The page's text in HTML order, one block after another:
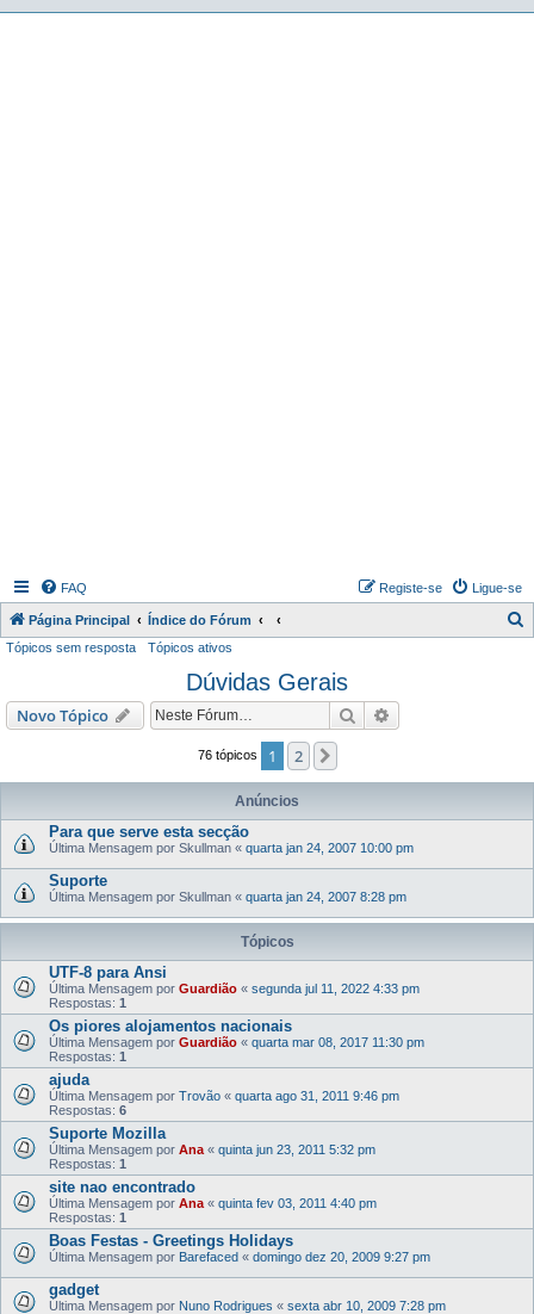
FAQ Ligue-se
Registe-se
Página Principal Índice do Fórum
a
Tópicos sem resposta Tópicos ativos
Dúvidas Gerais
Novo Tópico Pesquisar
76 tópicos 1 2
Anúncios
Para que serve esta secção
Última Mensagem por Skullman « quarta jan 24, 2007 10:00 pm
Suporte
Última Mensagem por Skullman « quarta jan 24, 2007 8:28 pm
Tópicos
UTF-8 para Ansi
Última Mensagem por Guardião « segunda jul 11, 2022 4:33 pm
Respostas: 1
Os piores alojamentos nacionais
Última Mensagem por Guardião « quarta mar 08, 2017 11:30 pm
Respostas: 1
ajuda
Última Mensagem por Trovão « quarta ago 31, 2011 9:46 pm
Respostas: 6
Suporte Mozilla
Última Mensagem por Ana « quinta jun 23, 2011 5:32 pm
Respostas: 1
site nao encontrado
Última Mensagem por Ana « quinta fev 03, 2011 4:40 pm
Respostas: 1
Boas Festas - Greetings Holidays
Última Mensagem por Barefaced « domingo dez 20, 2009 9:27 pm
gadget
Última Mensagem por Nuno Rodrigues « sexta abr 10, 2009 7:28 pm